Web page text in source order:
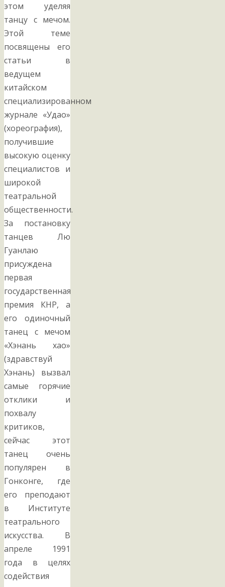
этом уделяя
танцу с мечом.
Этой теме
посвящены его
статьи в
ведущем
китайском
специализированном
журнале «Удао»
(хореография),
получившие
высокую оценку
специалистов и
широкой
театральной
общественности.
За постановку
танцев Лю
Гуанлаю
присуждена
первая
государственная
премия КНР, а
его одиночный
танец с мечом
«Хэнань хао»
(здравствуй
Хэнань) вызвал
самые горячие
отклики и
похвалу
критиков,
сейчас этот
танец очень
популярен в
Гонконге, где
его преподают
в Институте
театрального
искусства. В
апреле 1991
года в целях
содействия